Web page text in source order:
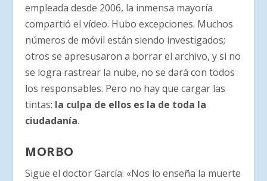
empleada desde 2006, la inmensa mayoría
compartió el vídeo. Hubo excepciones. Muchos
números de móvil están siendo investigados;
otros se apresusaron a borrar el archivo, y si no
se logra rastrear la nube, no se dará con todos
los responsables. Pero no hay que cargar las
tintas: la culpa de ellos es la de toda la
ciudadanía.
MORBO
Sigue el doctor García: «Nos lo enseña la muerte